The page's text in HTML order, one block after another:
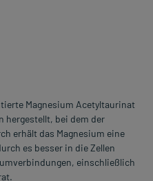
Magnesium Acetyltaurinat
hergestellt, bei dem der
erhält das Magnesium eine
es besser in die Zellen
einschließlich